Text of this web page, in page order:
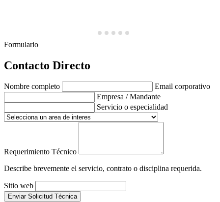
Formulario
Contacto Directo
Nombre completo
Email corporativo
Empresa / Mandante
Servicio o especialidad
Requerimiento Técnico
Describe brevemente el servicio, contrato o disciplina requerida.
Sitio web
Enviar Solicitud Técnica